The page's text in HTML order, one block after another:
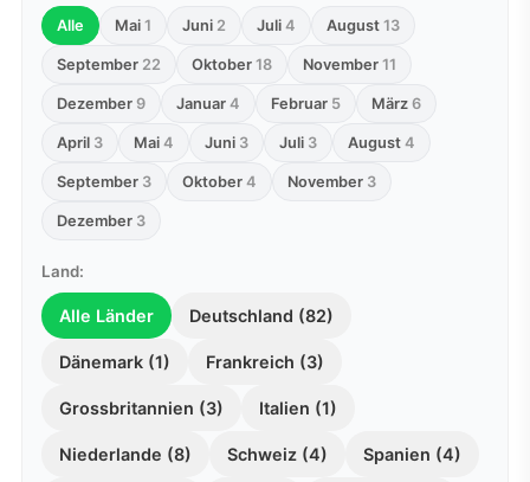
Alle Mai 1 Juni 2 Juli 4 August 13
September 22 Oktober 18 November 11
Dezember 9 Januar 4 Februar 5 März 6
April 3 Mai 4 Juni 3 Juli 3 August 4
September 3 Oktober 4 November 3
Dezember 3
Land:
Alle Länder Deutschland (82)
Dänemark (1) Frankreich (3)
Grossbritannien (3) Italien (1)
Niederlande (8) Schweiz (4) Spanien (4)